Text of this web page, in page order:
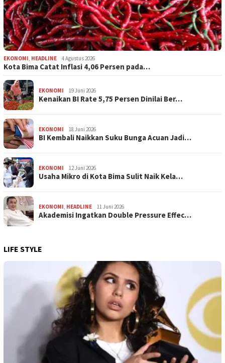
EKONOMI HEADLINE 4 Agustus 2026
Kota Bima Catat Inflasi 4,06 Persen pada…
EKONOMI 19 Juni 2026
Kenaikan BI Rate 5,75 Persen Dinilai Ber…
EKONOMI 18 Juni 2026
BI Kembali Naikkan Suku Bunga Acuan Jadi…
EKONOMI 12 Juni 2026
Usaha Mikro di Kota Bima Sulit Naik Kela…
EKONOMI HEADLINE 11 Juni 2026
Akademisi Ingatkan Double Pressure Effec…
LIFE STYLE